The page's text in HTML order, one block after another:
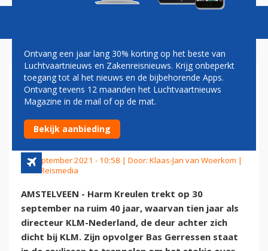
HARM KREULEN (KLM)
ADVISEERT OPVOLGER: EVEN
OVERAL AFBLIJVEN
11 september 2021 - 10:58 | Door: Klaas-Jan van Woerkom |
Foto: Reismedia
AMSTELVEEN - Harm Kreulen trekt op 30
september na ruim 40 jaar, waarvan tien jaar als
directeur KLM-Nederland, de deur achter zich
dicht bij KLM. Zijn opvolger Bas Gerressen staat
Ontvang een jaar lang 30% korting op het beste van
Luchtvaartnieuws en Zakenreisnieuws. Krijg onbeperkt
toegang tot al het nieuws en de bijbehorende Apps.
Ontvang tevens 12 maanden het Luchtvaartnieuws
Magazine in de mail of op de mat.
Bekijk aanbieding